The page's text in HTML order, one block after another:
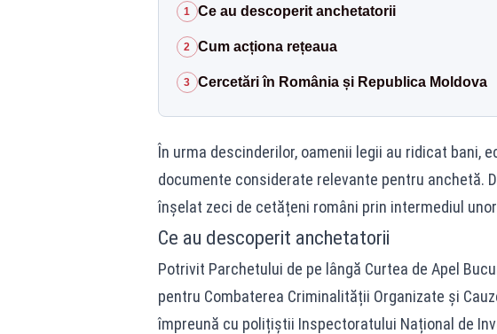
1 Ce au descoperit anchetatorii
2 Cum acționa rețeaua
3 Cercetări în România și Republica Moldova
În urma descinderilor, oamenii legii au ridicat bani,
documente considerate relevante pentru anchetă.
înșelat zeci de cetățeni români prin intermediul
Ce au descoperit anchetatorii
Potrivit Parchetului de pe lângă Curtea de Apel
pentru Combaterea Criminalității Organizate și
împreună cu polițiștii Inspectoratului Național de